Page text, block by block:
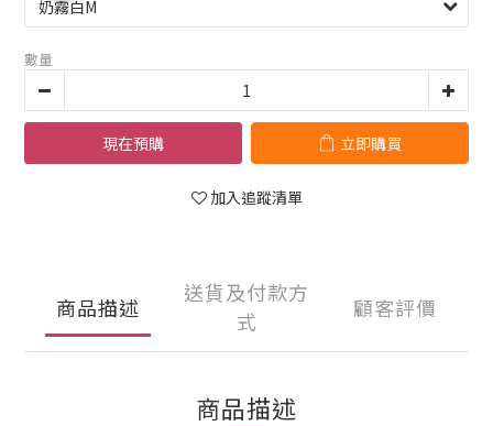
數量
現在預購 立即購買
加入追蹤清單
商品描述
送貨及付款方
式
顧客評價
商品描述